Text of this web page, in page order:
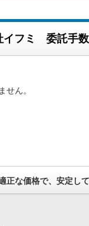
イフミ 委託手
せん。
正な価格で、安定し